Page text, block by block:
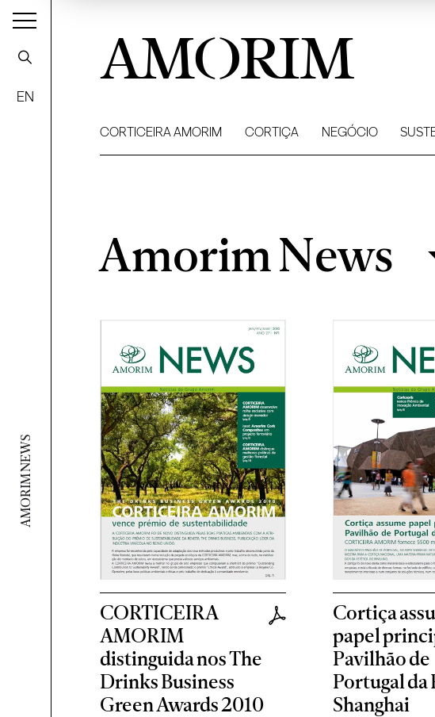
AMORIM NEWS
EN
AMORIM
CORTICEIRA AMORIM CORTIÇA NEGÓCIO
Filtrar
Amorim News
CORTICEIRA
AMORIM
distinguida nos The
Drinks Business
Green Awards 2010
Cortiça
papel
Pavilhão de
Portugal da
Shanghai